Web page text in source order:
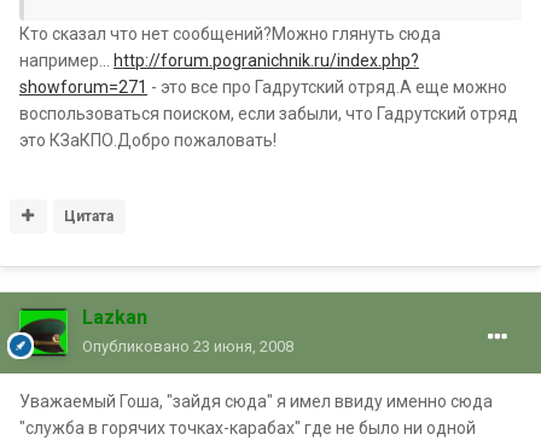
Кто сказал что нет сообщений?Можно глянуть сюда
например... http://forum.pogranichnik.ru/index.php?
showforum=271 - это все про Гадрутский отряд.А еще можно
воспользоваться поиском, если забыли, что Гадрутский отряд
это КЗаКПО.Добро пожаловать!
Цитата
Lazkan
Опубликовано 23 июня, 2008
Уважаемый Гоша, "зайдя сюда" я имел ввиду именно сюда
"служба в горячих точках-карабах" где не было ни одной